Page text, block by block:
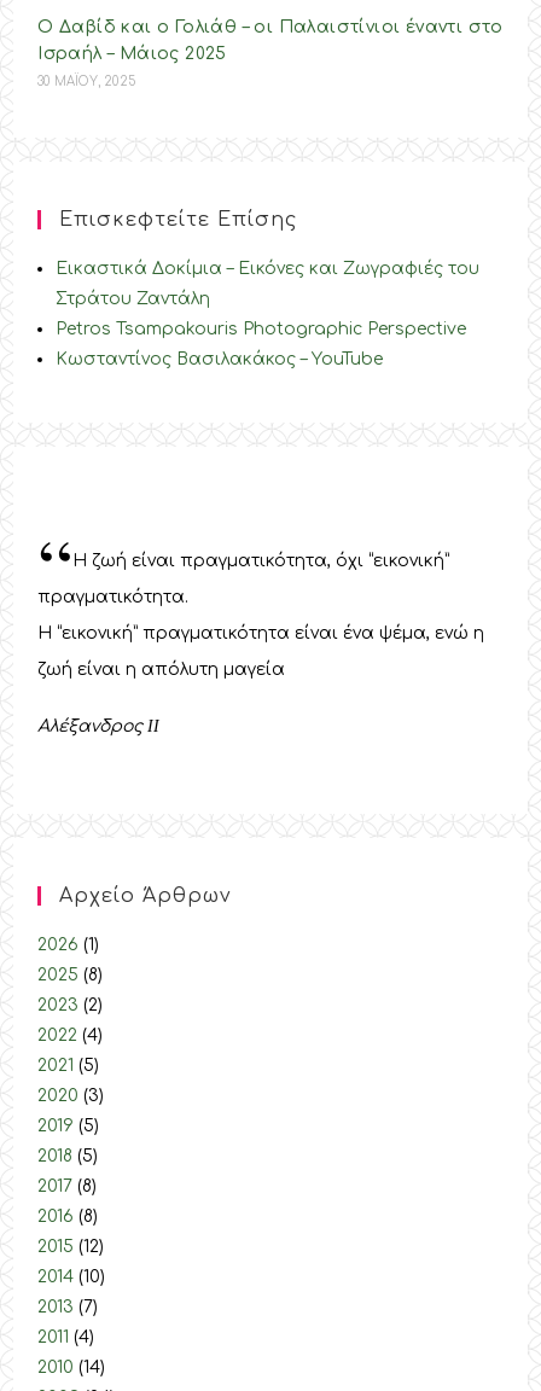
Ο Δαβίδ και ο Γολιάθ – οι Παλαιστίνιοι έναντι στο
Ισραήλ – Mάιος 2025
30 ΜΑΪΟΥ, 2025
Επισκεφτείτε Επίσης
Εικαστικά Δοκίμια – Εικόνες και Ζωγραφιές του
Στράτου Ζαντάλη
Petros Tsampakouris Photographic Perspective
Κωσταντίνος Βασιλακάκος – YouTube
“Η ζωή είναι πραγματικότητα, όχι “εικονική”
πραγματικότητα.
Η “εικονική” πραγματικότητα είναι ένα ψέμα, ενώ η
ζωή είναι η απόλυτη μαγεία
ΑλέξανδροςII
Αρχείο Άρθρων
2026 (1)
2025 (8)
2023 (2)
2022 (4)
2021 (5)
2020 (3)
2019 (5)
2018 (5)
2017 (8)
2016 (8)
2015 (12)
2014 (10)
2013 (7)
2011 (4)
2010 (14)